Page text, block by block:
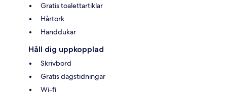
Gratis toalettartiklar
Hårtork
Handdukar
Håll dig uppkopplad
Skrivbord
Gratis dagstidningar
Wi-fi